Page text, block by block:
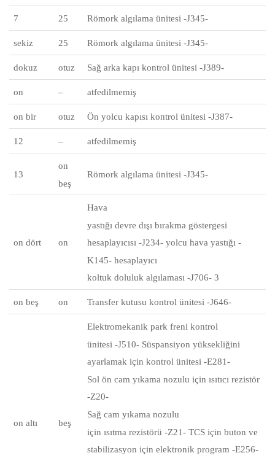
7 25 Römork algılama ünitesi -J345-
sekiz 25 Römork algılama ünitesi -J345-
dokuz otuz Sağ arka kapı kontrol ünitesi -J389-
on – atfedilmemiş
on bir otuz Ön yolcu kapısı kontrol ünitesi -J387-
12 – atfedilmemiş
13
on
beş
Römork algılama ünitesi -J345-
on dört on
Hava
yastığı devre dışı bırakma göstergesi
hesaplayıcısı -J234- yolcu hava yastığı -
K145- hesaplayıcı
koltuk doluluk algılaması -J706- 3
on beş on Transfer kutusu kontrol ünitesi -J646-
on altı beş
Elektromekanik park freni kontrol
ünitesi -J510- Süspansiyon yüksekliğini
ayarlamak için kontrol ünitesi -E281-
Sol ön cam yıkama nozulu için ısıtıcı rezistör
-Z20-
Sağ cam yıkama nozulu
için ısıtma rezistörü -Z21- TCS için buton ve
stabilizasyon için elektronik program -E256-